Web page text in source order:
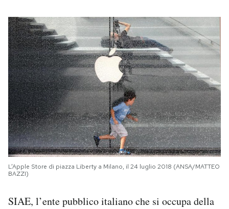
L’Apple Store di piazza Liberty a Milano, il 24 luglio 2018 (ANSA/MATTEO
BAZZI)
SIAE, l’ente pubblico italiano che si occupa della